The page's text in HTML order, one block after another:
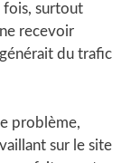
fois, surtout
recevoir
du trafic
problème,
sur le site